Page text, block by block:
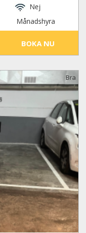
Nej
Månadshyra
BOKA NU
Bra